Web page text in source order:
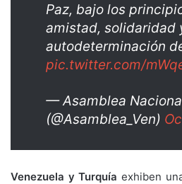
Paz, bajo los
amistad, solidaridad
autodeterminación
pic.twitter.com/
— Asamblea
(@Asamblea_Ven)
Venezuela y Turquía exhiben